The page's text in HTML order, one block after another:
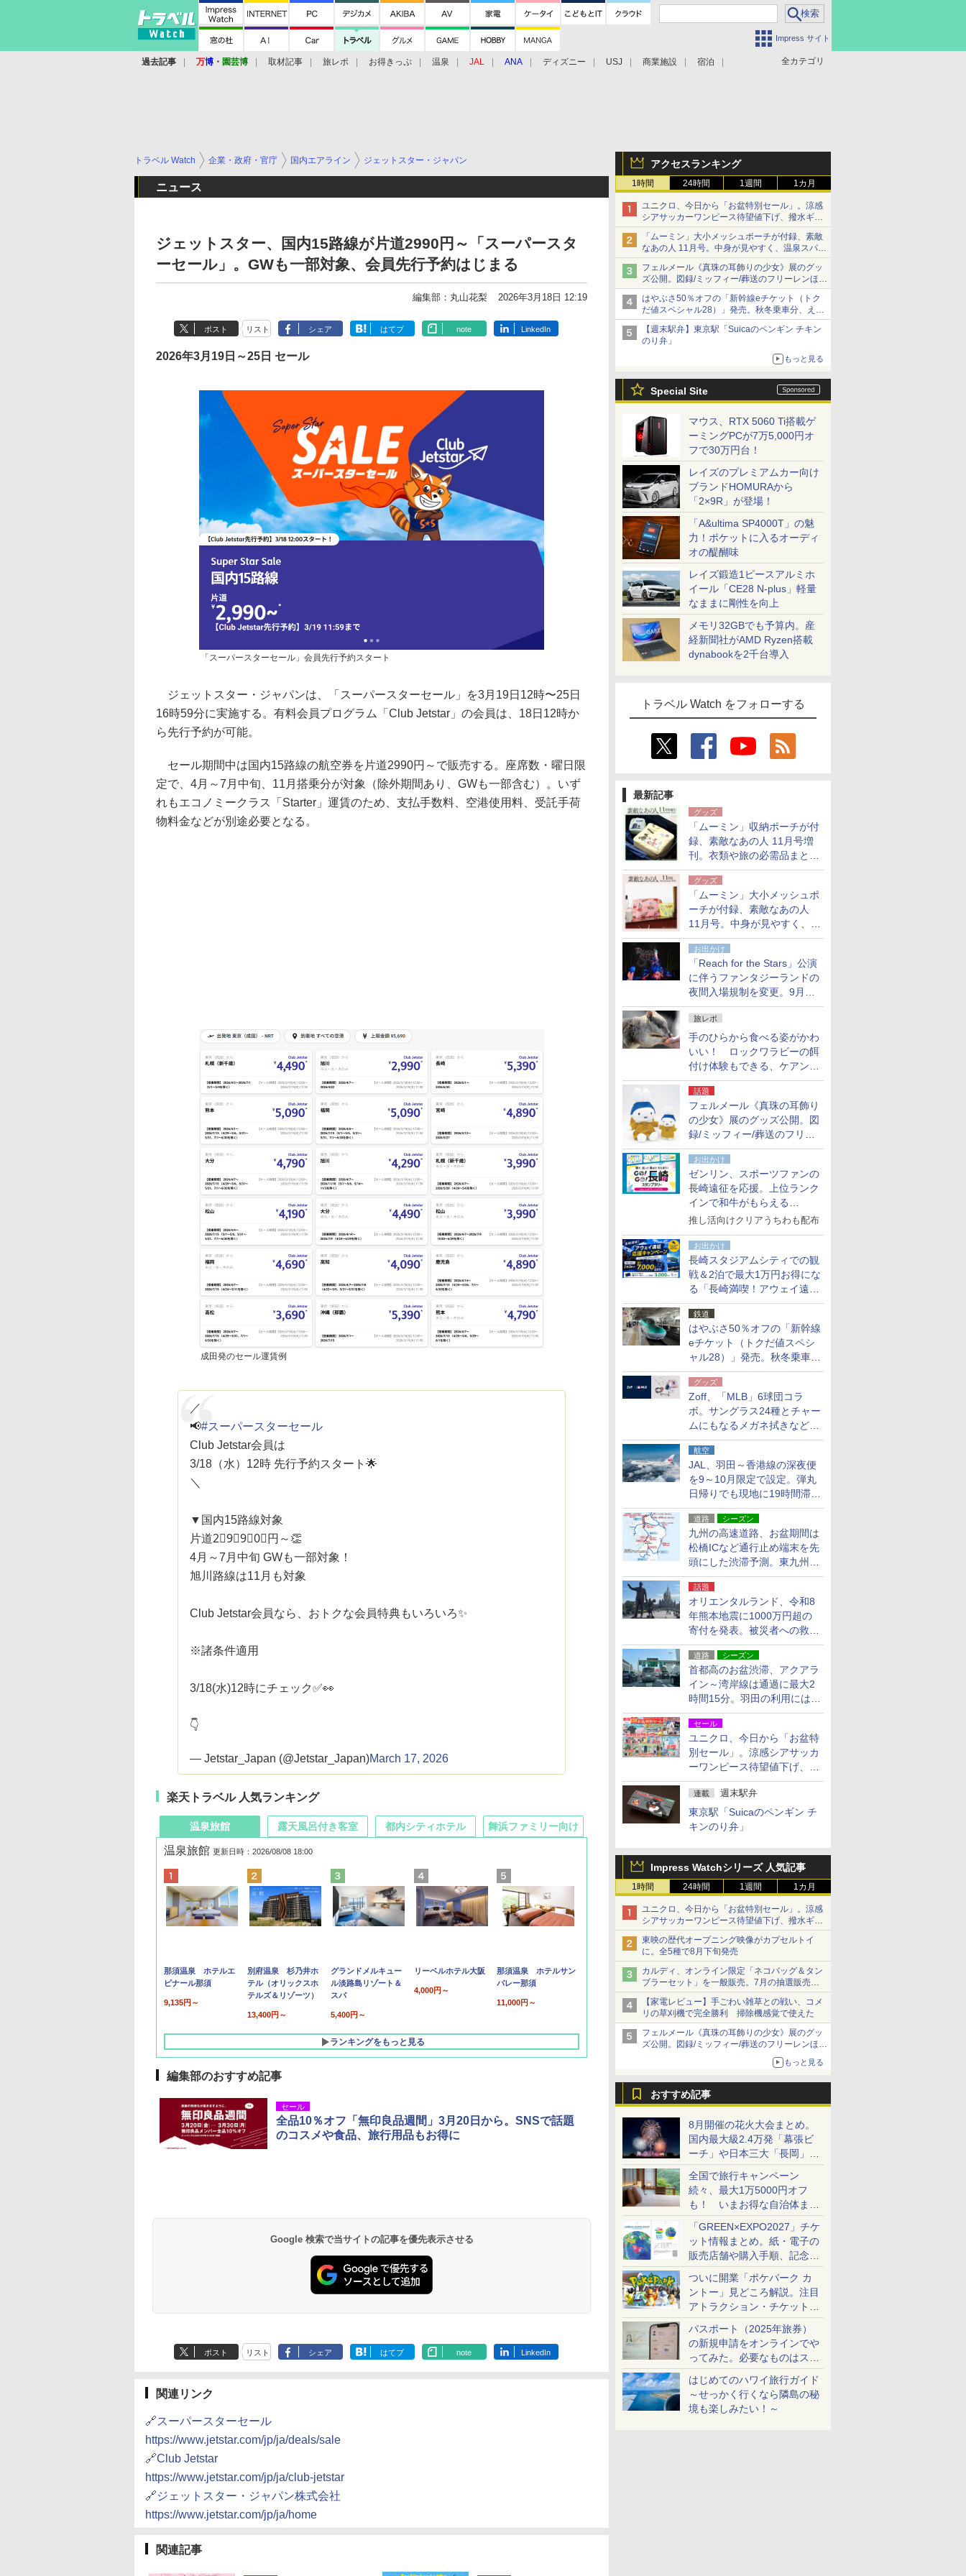
Impress サイト
全カテゴリ
過去記事 万博 ・ 園芸博 取材記事 旅レポ お得きっぷ 温泉 JAL ANA ディズニー USJ 商業施設 宿泊
アクセスランキング
1時間 24時間 1週間 1カ月
ユニクロ、今日から「お盆特別セール」。涼感
シアサッカーワンピース待望値下げ、撥水ギア
ショーツは1990円に
「ムーミン」大小メッシュポーチが付録、素敵
なあの人 11月号。中身が見やすく、温泉スパに
も使える
フェルメール《真珠の耳飾りの少女》展のグッ
ズ公開。図録/ミッフィー/葬送のフリーレンほ
か、注目ブランドコラボが実現
はやぶさ50％オフの「新幹線eチケット（トク
だ値スペシャル28）」発売。秋冬乗車分、えき
ねっと限定
【週末駅弁】東京駅「Suicaのペンギン チキン
のり弁」
もっと見る
Special Site
マウス、RTX 5060 Ti搭載ゲ
ーミングPCが7万5,000円オ
フで30万円台！
レイズのプレミアムカー向け
ブランドHOMURAから
「2×9R」が登場！
「A&ultima SP4000T」の魅
力！ポケットに入るオーディ
オの醍醐味
レイズ鍛造1ピースアルミホ
イール「CE28 N-plus」軽量
なままに剛性を向上
メモリ32GBでも予算内。産
経新聞社がAMD Ryzen搭載
dynabookを2千台導入
トラベル Watch をフォローする
最新記事
グッズ
「ムーミン」収納ポーチが付
録、素敵なあの人 11月号増
刊。衣類や旅の必需品まとま
る大小2個セット
グッズ
「ムーミン」大小メッシュポ
ーチが付録、素敵なあの人
11月号。中身が見やすく、温
泉スパにも使える
お出かけ
「Reach for the Stars」公演
に伴うファンタジーランドの
夜間入場規制を変更。9月か
ら18時50分～20時ごろに
旅レポ
手のひらから食べる姿がかわ
いい！ ロックワラビーの餌
付け体験もできる、ケアンズ
でアサートン高原の日本語ガ
イド付きツアーに参加してみ
た
話題
フェルメール《真珠の耳飾り
の少女》展のグッズ公開。図
録/ミッフィー/葬送のフリー
レンほか、注目ブランドコラ
ボが実現
お出かけ
ゼンリン、スポーツファンの
長崎遠征を応援。上位ランク
インで和牛がもらえる
「GO！GO！長崎スタンプラ
推し活向けクリアうちわも配布
お出かけ
長崎スタジアムシティでの観
戦＆2泊で最大1万円お得にな
る「長崎満喫！アウェイ遠征
応援キャンペーン」
鉄道
はやぶさ50％オフの「新幹線
eチケット（トクだ値スペシ
ャル28）」発売。秋冬乗車
分、えきねっと限定
グッズ
Zoff、「MLB」6球団コラ
ボ。サングラス24種とチャー
ムにもなるメガネ拭きなど雑
貨24種
航空
JAL、羽田～香港線の深夜便
を9～10月限定で設定。弾丸
日帰りでも現地に19時間滞在
できる
道路 シーズン
九州の高速道路、お盆期間は
松橋ICなど通行止め端末を先
頭にした渋滞予測。東九州道
への迂回は料金調整を実施
話題
オリエンタルランド、令和8
年熊本地震に1000万円超の
寄付を発表。被災者への救援
活動・復旧支援
道路 シーズン
首都高のお盆渋滞、アクアラ
イン～湾岸線は通過に最大2
時間15分。羽田の利用には
「空港西出口」の利用検討を
セール
ユニクロ、今日から「お盆特
別セール」。涼感シアサッカ
ーワンピース待望値下げ、撥
水ギアショーツは1990円に
連載 週末駅弁
東京駅「Suicaのペンギン チ
キンのり弁」
Impress Watchシリーズ 人気記事
1時間 24時間 1週間 1カ月
ユニクロ、今日から「お盆特別セール」。涼感
シアサッカーワンピース待望値下げ、撥水ギア
ショーツは1990円に
東映の歴代オープニング映像がカプセルトイ
に。全5種で8月下旬発売
カルディ、オンライン限定「ネコバッグ＆タン
ブラーセット」を一般販売。7月の抽選販売の
当選無効分
【家電レビュー】手ごわい雑草との戦い、コメ
リの草刈機で完全勝利 掃除機感覚で使えた
フェルメール《真珠の耳飾りの少女》展のグッ
ズ公開。図録/ミッフィー/葬送のフリーレンほ
もっと見る
おすすめ記事
8月開催の花火大会まとめ。
国内最大級2.4万発「幕張ビ
ーチ」や日本三大「長岡」な
ど大型イベント目白押し！
全国で旅行キャンペーン
続々、最大1万5000円オフ
も！ いまお得な自治体まと
め
「GREEN×EXPO2027」チケ
ット情報まとめ。紙・電子の
販売店舗や購入手順、記念チ
ケットも解説
ついに開業「ポケパーク カ
ントー」見どころ解説。注目
アトラクション・チケット手
配・来場前に必要な準備は？
パスポート（2025年旅券）
の新規申請をオンラインでや
ってみた。必要なものはスマ
ホとマイナカードのみ
はじめてのハワイ旅行ガイド
～せっかく行くなら隣島の秘
境も楽しみたい！～
トラベル Watch 企業・政府・官庁 国内エアライン ジェットスター・ジャパン
ニュース
ジェットスター、国内15路線が片道2990円～「スーパースタ
ーセール」。GWも一部対象、会員先行予約はじまる
編集部：丸山花梨 2026年3月18日 12:19
ポスト リスト シェア はてブ note LinkedIn
2026年3月19日～25日 セール
「スーパースターセール」会員先行予約スタート
ジェットスター・ジャパンは、「スーパースターセール」を3月19日12時〜25日
16時59分に実施する。有料会員プログラム「Club Jetstar」の会員は、18日12時か
ら先行予約が可能。
セール期間中は国内15路線の航空券を片道2990円～で販売する。座席数・曜日限
定で、4月～7月中旬、11月搭乗分が対象（除外期間あり、GWも一部含む）。いず
れもエコノミークラス「Starter」運賃のため、支払手数料、空港使用料、受託手荷
物料金などが別途必要となる。
成田発のセール運賃例
／
📢#スーパースターセール
Club Jetstar会員は
3/18（水）12時 先行予約スタート🌟
＼
▼国内15路線対象
片道2⃣9⃣9⃣0⃣円～👏
4月～7月中旬 GWも一部対象！
旭川路線は11月も対象
Club Jetstar会員なら、おトクな会員特典もいろいろ✨
※諸条件適用
3/18(水)12時にチェック✅👀
👇
— Jetstar_Japan (@Jetstar_Japan)March 17, 2026
楽天トラベル 人気ランキング
温泉旅館
温泉旅館 更新日時：2026/08/08 18:00
那須温泉 ホテルエ
ピナール那須
9,135円～
別府温泉 杉乃井ホ
テル（オリックスホ
テルズ＆リゾーツ）
13,400円～
グランドメルキュー
ル淡路島リゾート＆
スパ
5,400円～
リーベルホテル大阪
4,000円～
那須温泉 ホテルサン
バレー那須
11,000円～
ランキングをもっと見る
露天風呂付き客室
10,450円～
19,541円～
都内シティホテル 舞浜ファミリー向け
7,950円～
5,758円～
編集部のおすすめ記事
セール
全品10％オフ「無印良品週間」3月20日から。SNSで話題
のコスメや食品、旅行用品もお得に
Google 検索で当サイトの記事を優先表示させる
ポスト リスト シェア はてブ note LinkedIn
関連リンク
🔗スーパースターセール
https://www.jetstar.com/jp/ja/deals/sale
🔗Club Jetstar
https://www.jetstar.com/jp/ja/club-jetstar
🔗ジェットスター・ジャパン株式会社
https://www.jetstar.com/jp/ja/home
関連記事